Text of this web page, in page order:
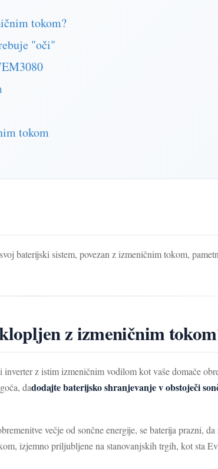
tokom?
"oči"
tokom
sistem, povezan z izmeničnim tokom,
z izmeničnim
inverter z istim izmeničnim vodilom kot vaše domače
dadodajte baterijsko shranjevanje v obstoječi
večje od sončne energije, se baterija prazni,
izjemno priljubljene na stanovanjskih trgih, kot sta